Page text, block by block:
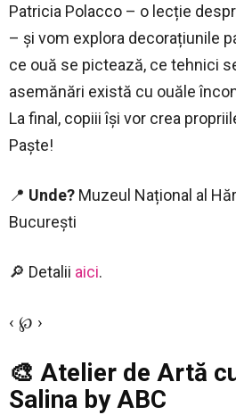
Patricia Polacco – o lecție
– și vom explora decorațiunile
ce ouă se pictează, ce tehnici
asemănări există cu ouăle
La final, copiii își vor crea
Paște!
📍 Unde? Muzeul Național al
București
🔎 Detalii aici.
‹ ℘ ›
🎨 Atelier de Artă
Salina by ABC